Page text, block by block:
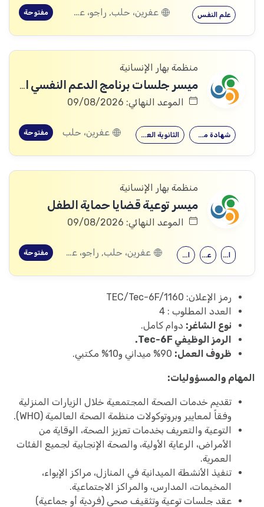
علم النفس عفرين، حلب, راجو، عفرين، حلب مفتوحة
منظمة بهار الإنسانية
ميسر جلسات برنامج الدعم النفسي الاجتماعي
الموعد النهائي: 09/08/2026
الثانوية العامة شهادة معهد عفرين، حلب مفتوحة
منظمة بهار الإنسانية
ميسر توعية قضايا حماية الطفل
الموعد النهائي: 09/08/2026
الثانوية العامة علم النفس الحقوق عفرين، حلب, راجو، عفرين، حلب مفتوحة
رمز الإعلان: TEC/Tec-6F/1160
العدد المطلوب : 4
نوع الشاغر: دوام كامل.
الرمز الوظيفي Tec-6F.
ظروف العمل:
المهام والمسؤوليات:
تقديم خدمات الصحة المجتمعية خلال الزيارات المنزلية
وفقاً لمعايير وبروتوكولات منظمة الصحة العالمية (WHO).
التوعية والتعريف بخدمات تعزيز الصحة، الوقاية من
الأمراض، الرعاية الأولية، والصحة الإنجابية لجميع الفئات
العمرية.
تنفيذ الأنشطة الميدانية في المنازل، مراكز الإيواء،
المخيمات، المدارس، والمراكز الاجتماعية.
عقد جلسات توعية وتثقيف صحي (فردية أو جماعية)